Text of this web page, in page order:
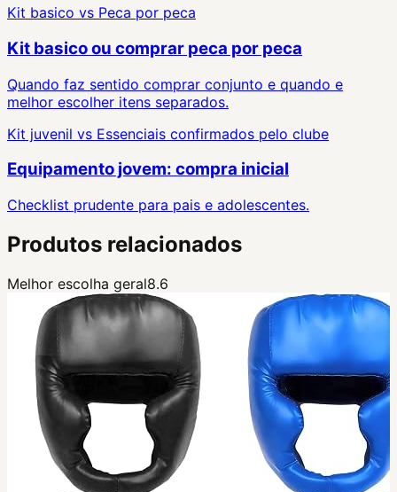
Kit basico vs Peca por peca
Kit basico ou comprar peca por peca
Quando faz sentido comprar conjunto e quando e
melhor escolher itens separados.
Kit juvenil vs Essenciais confirmados pelo clube
Equipamento jovem: compra inicial
Checklist prudente para pais e adolescentes.
Produtos relacionados
Melhor escolha geral8.6